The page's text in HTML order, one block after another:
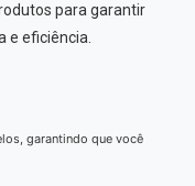
para garantir
e eficiência.
garantindo que você